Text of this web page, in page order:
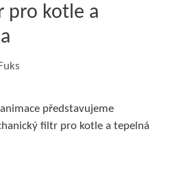
pro kotle a
představujeme
filtr pro kotle a tepelná